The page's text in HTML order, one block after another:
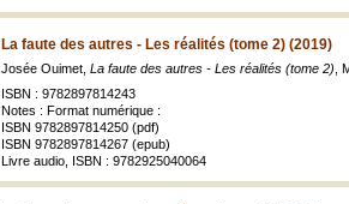
La faute des autres - Les réalités (tome 2) (2019)
Josée Ouimet, La faute des autres - Les réalités (tome 2) ,
ISBN : 9782897814243
Notes : Format numérique :
ISBN 9782897814250 (pdf)
ISBN 9782897814267 (epub)
Livre audio, ISBN : 9782925040064